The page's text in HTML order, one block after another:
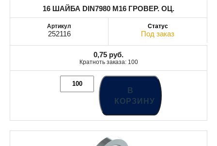
16 ШАЙБА DIN7980 М16 ГРОВЕР. ОЦ.
252116 Под заказ
0,75 руб.
Кратноть заказа: 100
В
КОРЗИНУ